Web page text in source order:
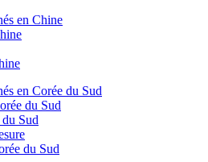
en Chine
en Corée du Sud
du Sud
Sud
du Sud